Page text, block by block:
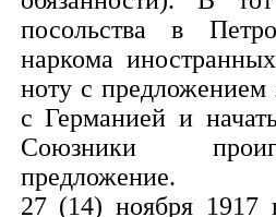
посольства в
наркома
ноту с предложением
с Германией и
Союзники
предложение.
27 (14) ноября 1917